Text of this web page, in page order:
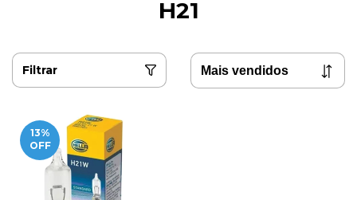
H21
Filtrar
13%
OFF